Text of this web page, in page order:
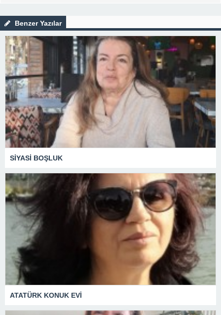
Benzer Yazılar
SİYASİ BOŞLUK
ATATÜRK KONUK EVİ